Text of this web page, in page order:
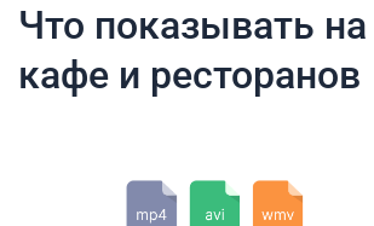
Что показывать
кафе и ресторанов